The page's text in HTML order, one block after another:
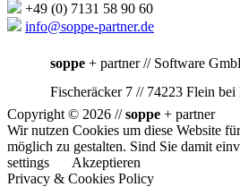
+49 (0) 7131 58 90 60
info@soppe-partner.de
soppe + partner // Software
Fischeräcker 7 // 74223 Flein
Copyright © 2026 //soppe + partner
Wir nutzen Cookies um diese Website
möglich zu gestalten. Sind Sie damit
settings
Akzeptieren
Privacy & Cookies Policy